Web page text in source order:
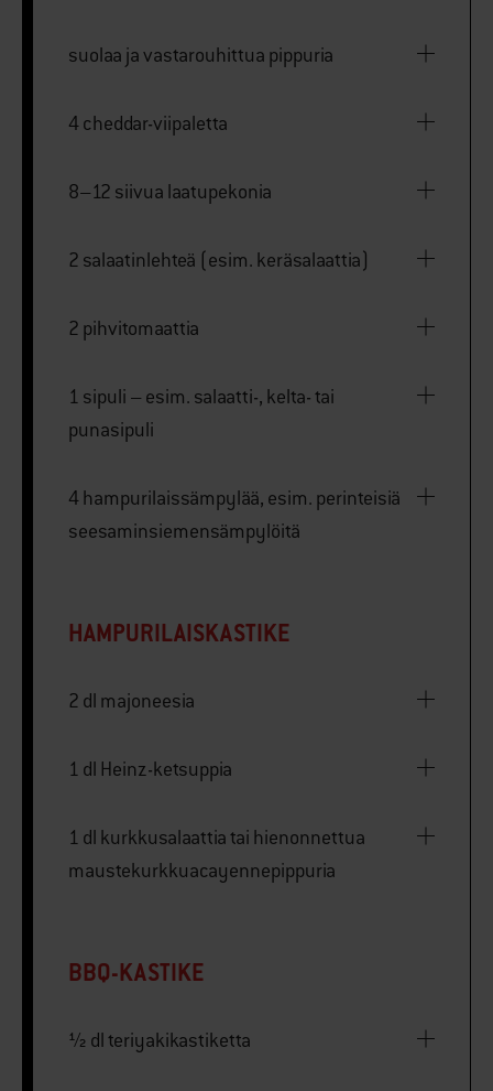
suolaa ja vastarouhittua pippuria
4 cheddar-viipaletta
8–12 siivua laatupekonia
2 salaatinlehteä (esim. keräsalaattia)
2 pihvitomaattia
1 sipuli – esim. salaatti-, kelta- tai
punasipuli
4 hampurilaissämpylää, esim. perinteisiä
seesaminsiemensämpylöitä
HAMPURILAISKASTIKE
2 dl majoneesia
1 dl Heinz-ketsuppia
1 dl kurkkusalaattia tai hienonnettua
maustekurkkuacayennepippuria
BBQ-KASTIKE
½ dl teriyakikastiketta